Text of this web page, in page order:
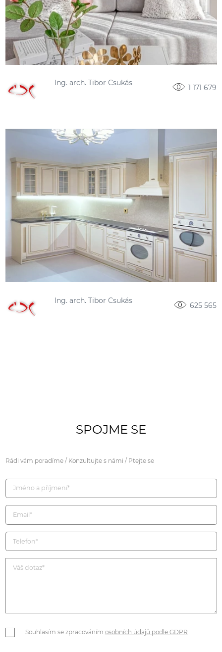
Ing. arch. Tibor Csukás
1 171 679
Ing. arch. Tibor Csukás
625 565
SPOJME SE
Rádi vám poradíme / Konzultujte s námi / Ptejte se
Souhlasím se zpracováním osobních údajů podle GDPR